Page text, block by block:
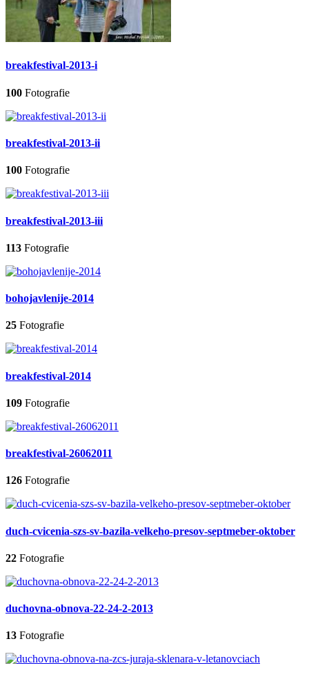
breakfestival-2013-i
100 Fotografie
breakfestival-2013-ii
100 Fotografie
breakfestival-2013-iii
113 Fotografie
bohojavlenije-2014
25 Fotografie
breakfestival-2014
109 Fotografie
breakfestival-26062011
126 Fotografie
duch-cvicenia-szs-sv-bazila-velkeho-presov-septmeber-oktober
22 Fotografie
duchovna-obnova-22-24-2-2013
13 Fotografie